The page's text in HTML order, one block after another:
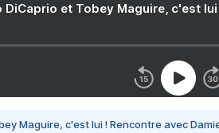
DiCaprio et Tobey Maguire, c'est
Maguire, c'est lui ! Rencontre avec